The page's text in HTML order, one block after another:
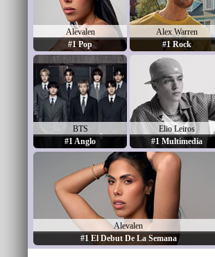
Alevalen
#1 Pop
Alex Warren
#1 Rock
BTS
#1 Anglo
Elio Leiros
#1 Multimedia
Alevalen
#1 El Debut De La Semana